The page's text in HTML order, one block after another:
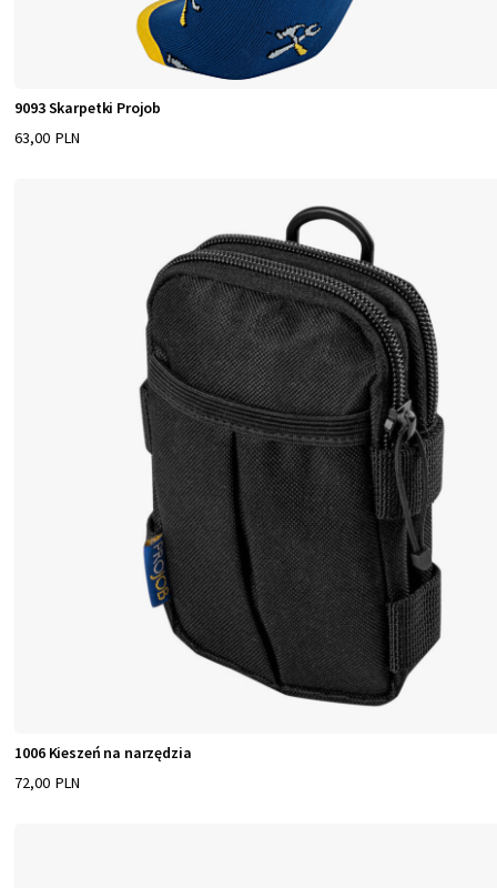
9093 Skarpetki Projob
63,00 PLN
1006 Kieszeń na narzędzia
72,00 PLN